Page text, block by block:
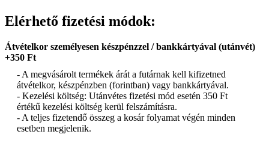
Elérhető fizetési módok:
Átvételkor személyesen készpénzzel / bankkártyával (utánvét)
+350 Ft
- A megvásárolt termékek árát a futárnak kell kifizetned
átvételkor, készpénzben (forintban) vagy bankkártyával.
- Kezelési költség: Utánvétes fizetési mód esetén 350 Ft
értékű kezelési költség kerül felszámításra.
- A teljes fizetendő összeg a kosár folyamat végén minden
esetben megjelenik.